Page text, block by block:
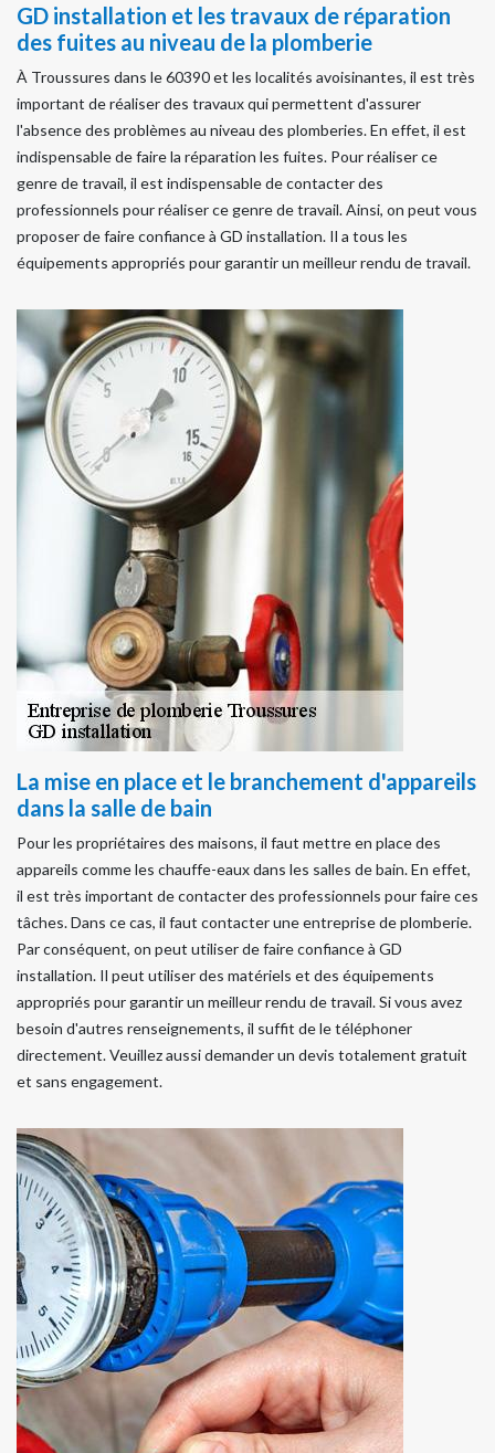
GD installation et les travaux de réparation
des fuites au niveau de la plomberie
À Troussures dans le 60390 et les localités avoisinantes, il est très
important de réaliser des travaux qui permettent d'assurer
l'absence des problèmes au niveau des plomberies. En effet, il est
indispensable de faire la réparation les fuites. Pour réaliser ce
genre de travail, il est indispensable de contacter des
professionnels pour réaliser ce genre de travail. Ainsi, on peut vous
proposer de faire confiance à GD installation. Il a tous les
équipements appropriés pour garantir un meilleur rendu de travail.
La mise en place et le branchement d'appareils
dans la salle de bain
Pour les propriétaires des maisons, il faut mettre en place des
appareils comme les chauffe-eaux dans les salles de bain. En effet,
il est très important de contacter des professionnels pour faire ces
tâches. Dans ce cas, il faut contacter une entreprise de plomberie.
Par conséquent, on peut utiliser de faire confiance à GD
installation. Il peut utiliser des matériels et des équipements
appropriés pour garantir un meilleur rendu de travail. Si vous avez
besoin d'autres renseignements, il suffit de le téléphoner
directement. Veuillez aussi demander un devis totalement gratuit
et sans engagement.